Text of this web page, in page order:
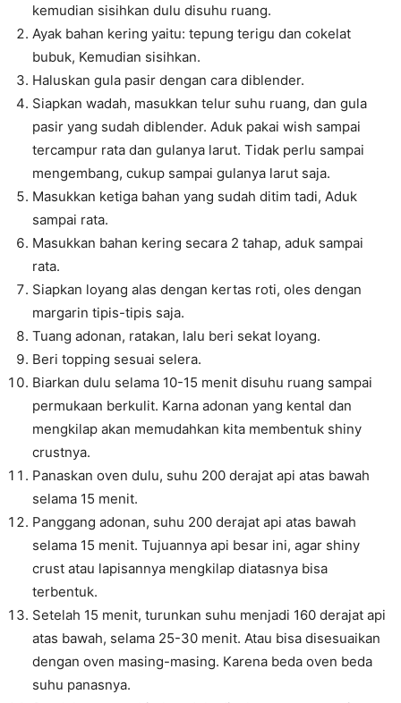
kemudian sisihkan dulu disuhu ruang.
Ayak bahan kering yaitu: tepung terigu dan cokelat
bubuk, Kemudian sisihkan.
Haluskan gula pasir dengan cara diblender.
Siapkan wadah, masukkan telur suhu ruang, dan gula
pasir yang sudah diblender. Aduk pakai wish sampai
tercampur rata dan gulanya larut. Tidak perlu sampai
mengembang, cukup sampai gulanya larut saja.
Masukkan ketiga bahan yang sudah ditim tadi, Aduk
sampai rata.
Masukkan bahan kering secara 2 tahap, aduk sampai
rata.
Siapkan loyang alas dengan kertas roti, oles dengan
margarin tipis-tipis saja.
Tuang adonan, ratakan, lalu beri sekat loyang.
Beri topping sesuai selera.
Biarkan dulu selama 10-15 menit disuhu ruang sampai
permukaan berkulit. Karna adonan yang kental dan
mengkilap akan memudahkan kita membentuk shiny
crustnya.
Panaskan oven dulu, suhu 200 derajat api atas bawah
selama 15 menit.
Panggang adonan, suhu 200 derajat api atas bawah
selama 15 menit. Tujuannya api besar ini, agar shiny
crust atau lapisannya mengkilap diatasnya bisa
terbentuk.
Setelah 15 menit, turunkan suhu menjadi 160 derajat api
atas bawah, selama 25-30 menit. Atau bisa disesuaikan
dengan oven masing-masing. Karena beda oven beda
suhu panasnya.